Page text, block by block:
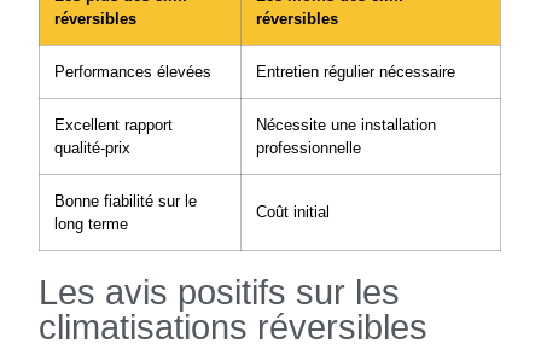
réversibles
réversibles
Performances élevées Entretien régulier nécessaire
Excellent rapport
qualité-prix
Nécessite une installation
professionnelle
Bonne fiabilité sur le
long terme
Coût initial
Les avis positifs sur les
climatisations réversibles